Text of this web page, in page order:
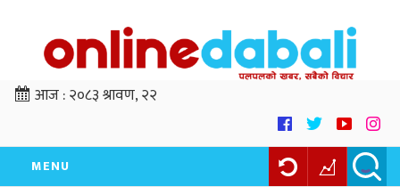
आज :२०८३ श्रावण, २२
MENU